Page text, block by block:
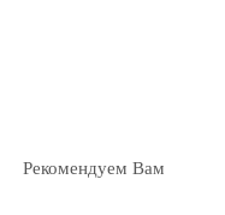
Рекомендуем Вам